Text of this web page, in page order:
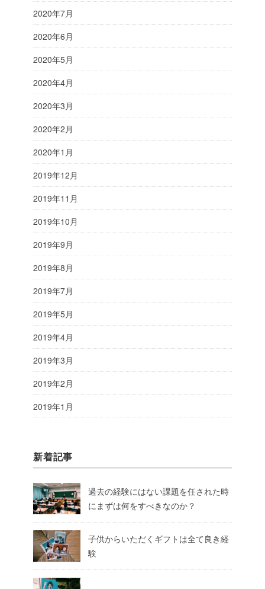
2020年7月
2020年6月
2020年5月
2020年4月
2020年3月
2020年2月
2020年1月
2019年12月
2019年11月
2019年10月
2019年9月
2019年8月
2019年7月
2019年5月
2019年4月
2019年3月
2019年2月
2019年1月
新着記事
過去の経験にはない課題を任された時
にまずは何をすべきなのか？
子供からいただくギフトは全て良き経
験